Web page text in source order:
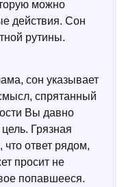
можно
действия. Сон
рутины.
сон указывает
спрятанный
Вы давно
Грязная
ответ рядом,
просит не
попавшееся.